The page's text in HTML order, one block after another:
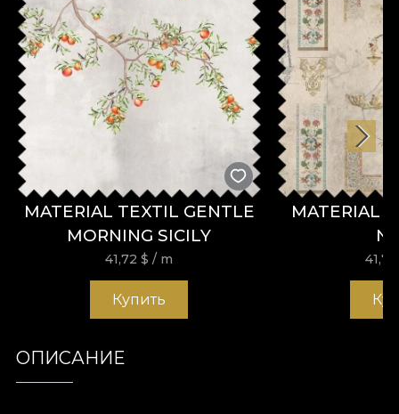
MATERIAL TEXTIL GENTLE
MORNING SICILY
41,72$ / m
Купить
MATERIAL
ОПИСАНИЕ